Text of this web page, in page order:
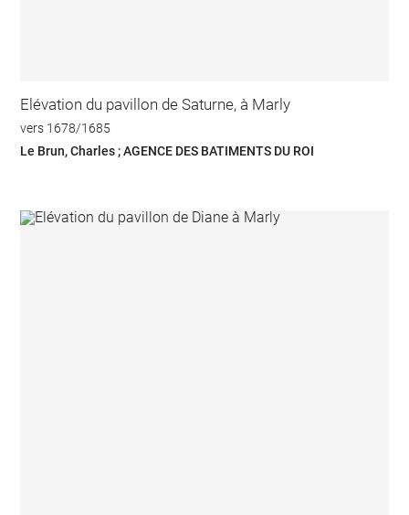
Elévation du pavillon de Saturne, à Marly
vers 1678/1685
Le Brun, Charles ; AGENCE DES BATIMENTS DU ROI